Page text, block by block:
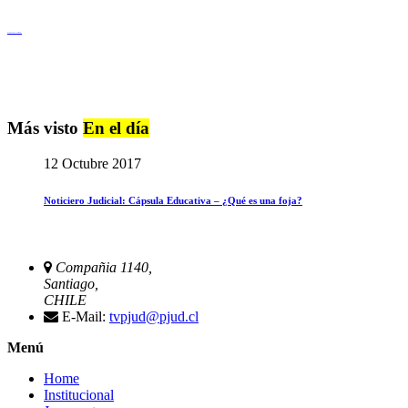
Más visto En el día
12 Octubre 2017
Noticiero Judicial: Cápsula Educativa – ¿Qué es una foja?
Compañia 1140,
Santiago,
CHILE
E-Mail: tvpjud@pjud.cl
Menú
Home
Institucional